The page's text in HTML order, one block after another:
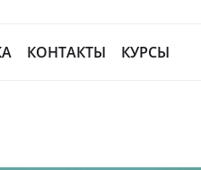
КОНТАКТЫ КУРСЫ